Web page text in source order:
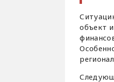
объект